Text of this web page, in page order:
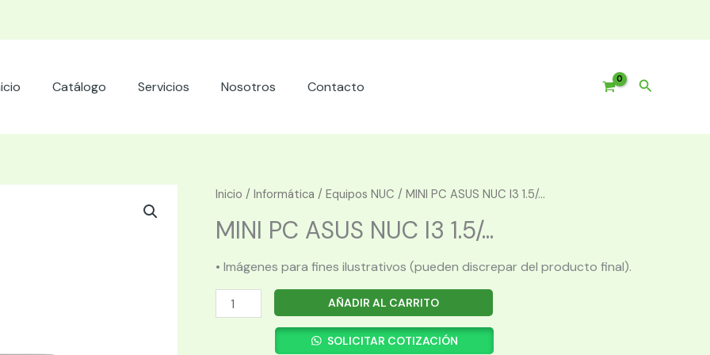
Catálogo Servicios Nosotros Contacto Buscar
Inicio / Informática / Equipos NUC / MINI PC ASUS NUC I3 1.5/...
MINI PC ASUS NUC I3 1.5/...
• Imágenes para fines ilustrativos (pueden discrepar del producto final).
MINI
PC
AÑADIR AL CARRITO
SOLICITAR COTIZACIÓN